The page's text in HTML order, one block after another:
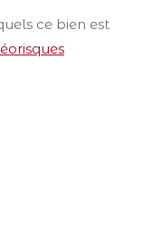
ce bien est